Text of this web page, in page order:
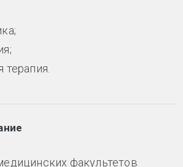
терапия.
факультетов